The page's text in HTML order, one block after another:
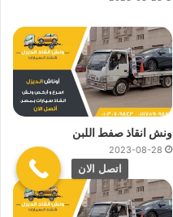
ونش انقاذ صفط اللبن
2023-08-28
اتصل الان